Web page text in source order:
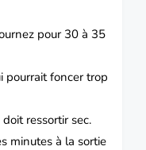
pour 30 à 35
pourrait foncer trop
ressortir sec.
minutes à la sortie